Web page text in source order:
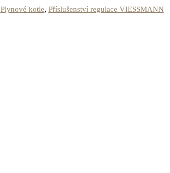
Plynové kotle, Příslušenství regulace VIESSMANN